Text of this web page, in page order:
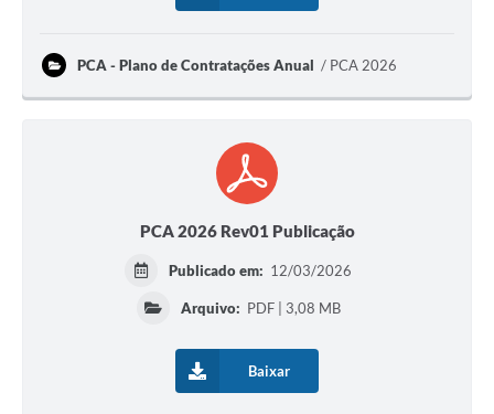
PCA - Plano de Contratações Anual PCA 2026
PCA 2026 Rev01 Publicação
Publicado em: 12/03/2026
Arquivo: PDF | 3,08 MB
Baixar